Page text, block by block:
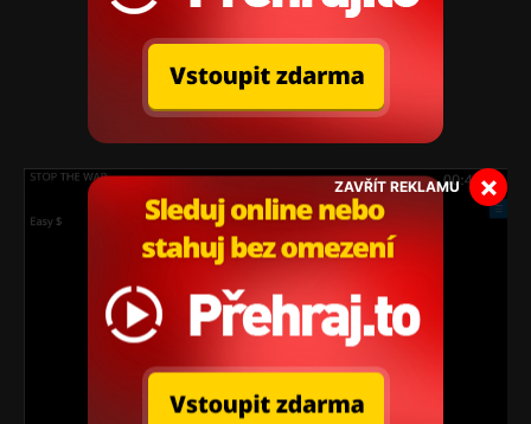
ZAVŘÍT REKLAMU ×